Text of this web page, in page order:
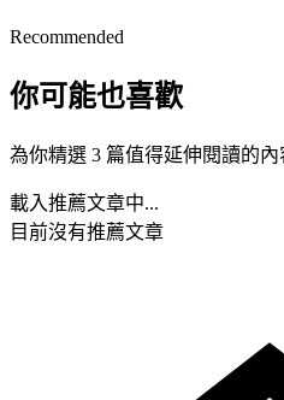
Recommended
你可能也喜歡
為你精選 3 篇值得延伸閱讀的內
載入推薦文章中...
目前沒有推薦文章